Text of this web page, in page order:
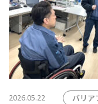
2026.05.22 バリア